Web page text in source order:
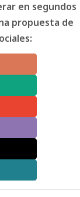
en segundos
propuesta de